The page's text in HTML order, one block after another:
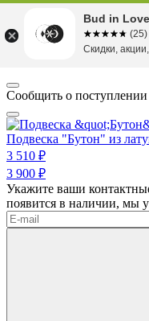
Сообщить о поступлении
Подвеска "Бутон" из
3 510 ₽
3 900 ₽
Укажите ваши
появится в наличии, мы
Bud in Love
☆☆☆☆☆
★★★★★ (25)
Скидки,